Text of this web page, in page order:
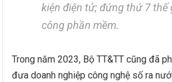
kiện điện tử; đứng thứ 7 thế
công phần mềm.
Trong năm 2023, Bộ TT&TT cũng đã
đưa doanh nghiệp công nghệ số ra